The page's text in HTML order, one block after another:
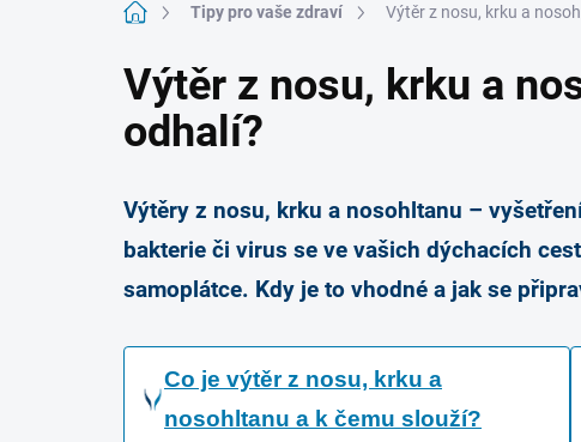
Domů Tipy pro vaše zdraví Výtěr z nosu, krku a
Výtěr z nosu, krku a
odhalí?
Výtěry z nosu, krku a nosohltanu –
bakterie či virus se ve vašich dýchacích
samoplátce. Kdy je to vhodné a jak se
Co je výtěr z nosu, krku a
nosohltanu a k čemu slouží?